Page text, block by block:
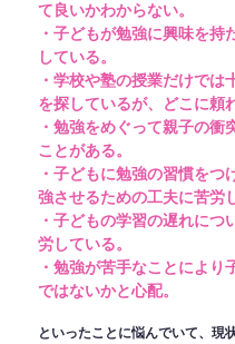
て良いかわからない。
・子どもが勉強に興味を
している。
・学校や塾の授業だけで
を探しているが、どこに頼
・勉強をめぐって親子の衝
ことがある。
・子どもに勉強の習慣を
強させるための工夫に苦労
・子どもの学習の遅れに
労している。
・勉強が苦手なことによ
ではないかと心配。
といったことに悩んでいて、現